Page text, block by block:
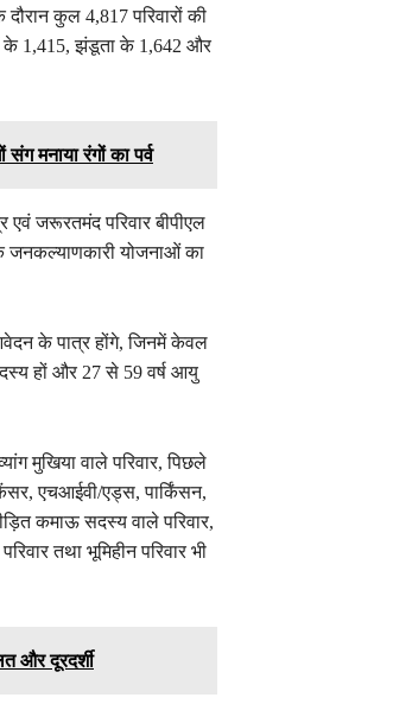
कुल 4,817 परिवारों की
के 1,415, झंडूता के 1,642 और
मनाया रंगों का पर्व
एवं जरूरतमंद परिवार बीपीएल
जनकल्याणकारी योजनाओं का
के पात्र होंगे, जिनमें केवल
हों और 27 से 59 वर्ष आयु
मुखिया वाले परिवार, पिछले
एचआईवी/एड्स, पार्किंसन,
कमाऊ सदस्य वाले परिवार,
तथा भूमिहीन परिवार भी
और दूरदर्शी